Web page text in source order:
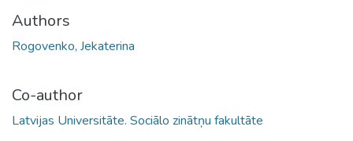
Authors
Rogovenko, Jekaterina
Co-author
Latvijas Universitāte. Sociālo zinātņu fakultāte